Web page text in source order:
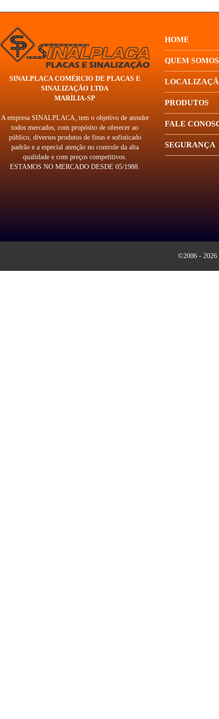
SINALPLACA COMÉRCIO DE PLACAS E
SINALIZAÇÃO LTDA
MARÍLIA-SP
A empresa SINALPLACA, tem o objetivo de atender
todos mercados, com propósito de oferecer ao
público, diversos produtos de finas e sofisticado
padrão e a especial atenção no controle da alta
qualidade e com preços competitivos.
ESTAMOS NO MERCADO DESDE 05/1988.
HOME
QUEM SOMOS
PRODUTOS
FALE
SEGURANÇA
©2006 - 2026